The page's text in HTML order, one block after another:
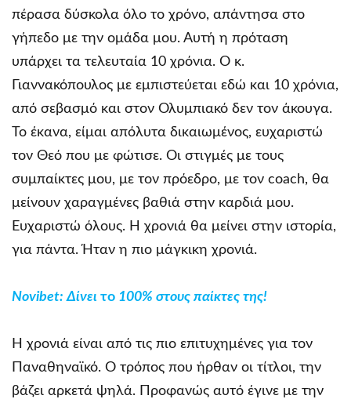
πέρασα δύσκολα όλο το χρόνο, απάντησα στο
γήπεδο με την ομάδα μου. Αυτή η πρόταση
υπάρχει τα τελευταία 10 χρόνια. Ο κ.
Γιαννακόπουλος με εμπιστεύεται εδώ και 10 χρόνια,
από σεβασμό και στον Ολυμπιακό δεν τον άκουγα.
Το έκανα, είμαι απόλυτα δικαιωμένος, ευχαριστώ
τον Θεό που με φώτισε. Οι στιγμές με τους
συμπαίκτες μου, με τον πρόεδρο, με τον coach, θα
μείνουν χαραγμένες βαθιά στην καρδιά μου.
Ευχαριστώ όλους. Η χρονιά θα μείνει στην ιστορία,
για πάντα. Ήταν η πιο μάγκικη χρονιά.
Novibet: Δίνει το 100% στους παίκτες της!
Η χρονιά είναι από τις πιο επιτυχημένες για τον
Παναθηναϊκό. Ο τρόπος που ήρθαν οι τίτλοι, την
βάζει αρκετά ψηλά. Προφανώς αυτό έγινε με την